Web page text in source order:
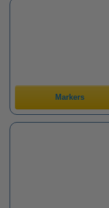
Markers